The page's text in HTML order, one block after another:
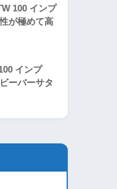
100 インプ
が極めて高
インプ
ーバーサタ